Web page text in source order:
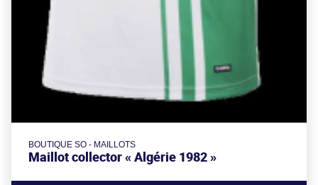
BOUTIQUE SO - MAILLOTS
Maillot collector « Algérie 1982 »